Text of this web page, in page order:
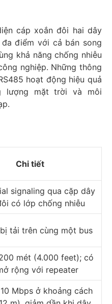
cáp xoắn đôi hai dây
điểm với cả bán song
khả năng chống nhiễu
nghiệp. Những thông
hoạt động hiệu quả
lượng mặt trời và môi
Chi tiết
signaling qua cặp dây
có lớp chống nhiễu
tải trên cùng một bus
mét (4.000 feet); có
rộng với repeater
Mbps ở khoảng cách